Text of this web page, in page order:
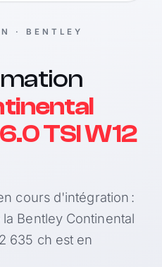
· BENTLEY
TSI W12
cours d'intégration :
Bentley Continental
635 ch est en